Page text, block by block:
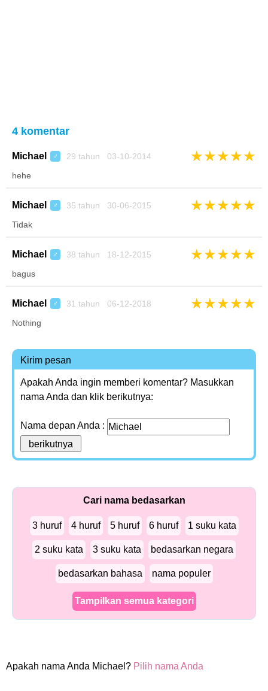
4 komentar
Michael ♂ 29 tahun 03-10-2014 ★★★★★
hehe
Michael ♂ 35 tahun 30-06-2015 ★★★★★
Tidak
Michael ♂ 38 tahun 18-12-2015 ★★★★★
bagus
Michael ♂ 31 tahun 06-12-2018 ★★★★★
Nothing
Kirim pesan
Apakah Anda ingin memberi komentar? Masukkan
nama Anda dan klik berikutnya:
Nama depan Anda :
Cari nama bedasarkan
3 huruf 4 huruf 5 huruf 6 huruf 1 suku kata
2 suku kata 3 suku kata bedasarkan negara
bedasarkan bahasa nama populer
Tampilkan semua kategori
Apakah nama Anda Michael? Pilih nama Anda